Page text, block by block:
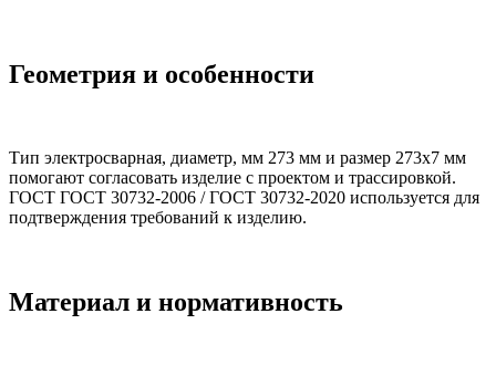
Геометрия и особенности
Тип электросварная, диаметр, мм 273 мм и размер 273х7 мм
помогают согласовать изделие с проектом и трассировкой.
ГОСТ ГОСТ 30732-2006 / ГОСТ 30732-2020 используется для
подтверждения требований к изделию.
Материал и нормативность